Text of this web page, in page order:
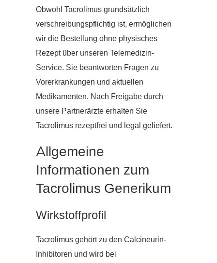
Obwohl Tacrolimus grundsätzlich
verschreibungspflichtig ist, ermöglichen
wir die Bestellung ohne physisches
Rezept über unseren Telemedizin-
Service. Sie beantworten Fragen zu
Vorerkrankungen und aktuellen
Medikamenten. Nach Freigabe durch
unsere Partnerärzte erhalten Sie
Tacrolimus rezeptfrei und legal geliefert.
Allgemeine
Informationen zum
Tacrolimus Generikum
Wirkstoffprofil
Tacrolimus gehört zu den Calcineurin-
Inhibitoren und wird bei